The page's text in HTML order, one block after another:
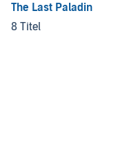
The Last Paladin
8 Titel